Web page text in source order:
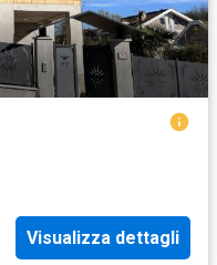
Visualizza dettagli